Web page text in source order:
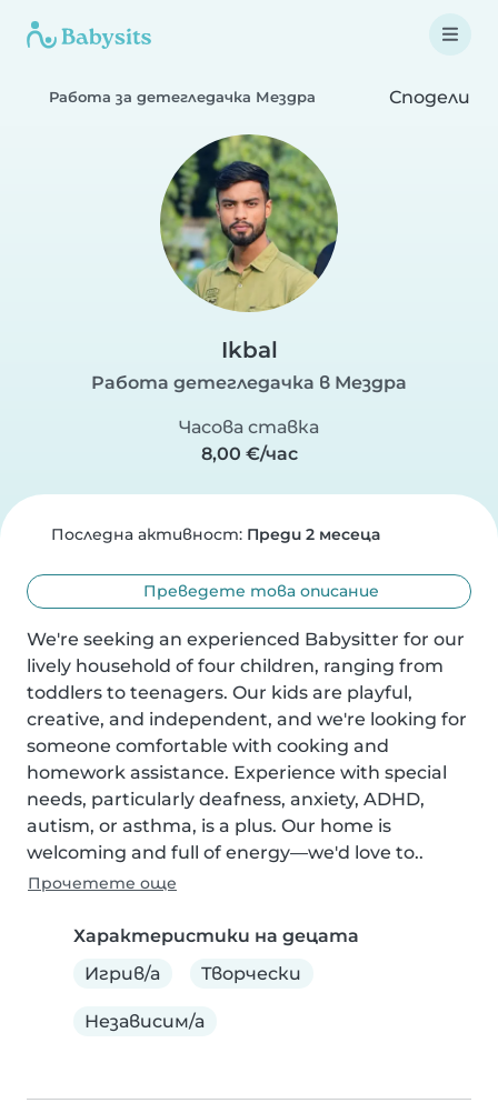
Работа за детегледачка Мездра Сподели
Ikbal
Работа детегледачка в Мездра
Часова ставка
8,00 €/час
Последна активност: Преди 2 месеца
Преведете това описание
We're seeking an experienced Babysitter for our
lively household of four children, ranging from
toddlers to teenagers. Our kids are playful,
creative, and independent, and we're looking for
someone comfortable with cooking and
homework assistance. Experience with special
needs, particularly deafness, anxiety, ADHD,
autism, or asthma, is a plus. Our home is
welcoming and full of energy—we'd love to..
Прочетете още
Характеристики на децата
Игрив/а
Творчески
Независим/а